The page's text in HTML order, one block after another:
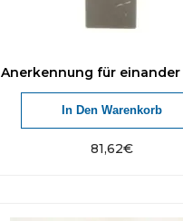
Anerkennung für
81,62€
In Den Warenkorb